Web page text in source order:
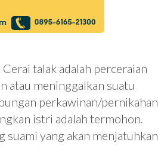
talak adalah perceraian
atau meninggalkan suatu
perkawinan/pernikahan
istri adalah termohon.
suami yang akan menjatuhkan